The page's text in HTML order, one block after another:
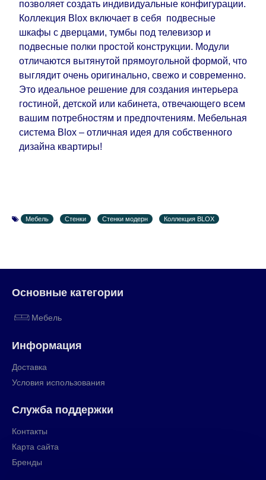
позволяет создать индивидуальные конфигурации.
Коллекция Blox включает в себя подвесные
шкафы с дверцами, тумбы под телевизор и
подвесные полки простой конструкции. Модули
отличаются вытянутой прямоугольной формой, что
выглядит очень оригинально, свежо и современно.
Это идеальное решение для создания интерьера
гостиной, детской или кабинета, отвечающего всем
вашим потребностям и предпочтениям. Мебельная
система Blox – отличная идея для собственного
дизайна квартиры!
Мебель Стенки Стенки модерн Коллекция BLOX
Основные категории
Мебель
Информация
Доставка
Условия использования
Служба поддержки
Контакты
Карта сайта
Бренды